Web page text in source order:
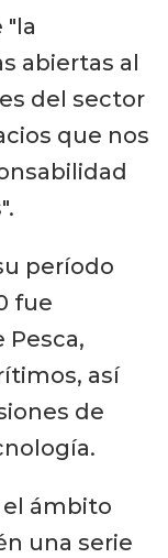
"la
abiertas al
del sector
que nos
período
fue
Pesca,
así
de
el ámbito
una serie